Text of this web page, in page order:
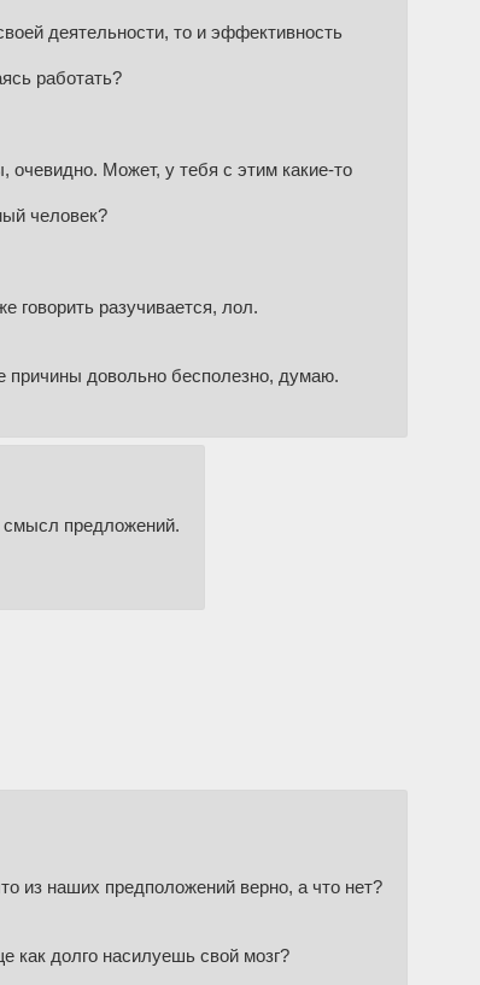
деятельности, то и эффективность
работать?
очевидно. Может, у тебя с этим какие-то
человек?
разучивается, лол.
причины довольно бесполезно, думаю.
смысл предложений.
из наших предположений верно, а что нет?
как долго насилуешь свой мозг?